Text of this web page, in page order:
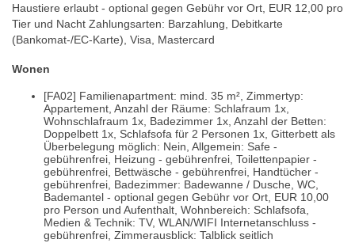
Haustiere erlaubt - optional gegen Gebühr vor Ort, EUR 12,00 pro
Tier und Nacht Zahlungsarten: Barzahlung, Debitkarte
(Bankomat-/EC-Karte), Visa, Mastercard
Wonen
[FA02] Familienapartment: mind. 35 m², Zimmertyp:
Appartement, Anzahl der Räume: Schlafraum 1x,
Wohnschlafraum 1x, Badezimmer 1x, Anzahl der Betten:
Doppelbett 1x, Schlafsofa für 2 Personen 1x, Gitterbett als
Überbelegung möglich: Nein, Allgemein: Safe -
gebührenfrei, Heizung - gebührenfrei, Toilettenpapier -
gebührenfrei, Bettwäsche - gebührenfrei, Handtücher -
gebührenfrei, Badezimmer: Badewanne / Dusche, WC,
Bademantel - optional gegen Gebühr vor Ort, EUR 10,00
pro Person und Aufenthalt, Wohnbereich: Schlafsofa,
Medien & Technik: TV, WLAN/WIFI Internetanschluss -
gebührenfrei, Zimmerausblick: Talblick seitlich